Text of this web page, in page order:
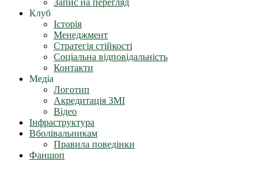
Запис на перегляд
Клуб
Історія
Менеджмент
Стратегія стійкості
Соціальна відповідальність
Контакти
Медіа
Логотип
Акредитація ЗМІ
Відео
Інфраструктура
Вболівальникам
Правила поведінки
Фаншоп